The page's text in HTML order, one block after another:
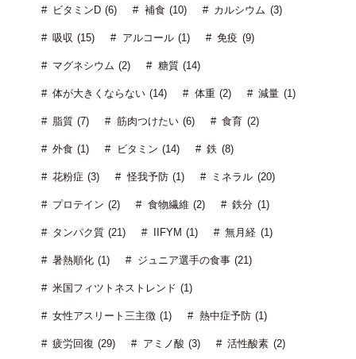
ビタミンD (6) 補食 (10) カルシウム (3)
吸収 (15) アルコール (1) 免疫 (9)
マグネシウム (2) 糖質 (14)
体が大きくならない (14) 体重 (2) 減量 (1)
脂質 (7) 筋肉つけたい (6) 食育 (2)
外食 (1) ビタミン (14) 鉄 (8)
花粉症 (3) 怪我予防 (1) ミネラル (20)
プロテイン (2) 食物繊維 (2) 鉄分 (1)
タンパク質 (21) IIFYM (1) 無月経 (1)
暑熱順化 (1) ジュニア選手の食事 (21)
米国フィツトネストレンド (1)
女性アスリート三主徴 (1) 熱中症予防 (1)
疲労回復 (29) アミノ酸 (3) 活性酸素 (2)